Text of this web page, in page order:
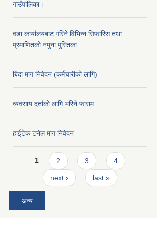
गाउँपालिका।
वडा कार्यालयबाट गरिने विभिन्न सिफारिस तथा
प्रमाणितको नमुना पुस्तिका
बिदा माग निवेदन (कर्मचारीको लागि)
व्यवसाय दर्ताको लागि भरिने फाराम
हाईटेक टनेल माग निवेदन
Pages
1 2 3 4
next › last »
अन्य